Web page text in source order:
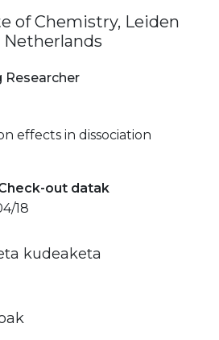
of Chemistry, Leiden
Netherlands
Researcher
effects in dissociation
out datak
18
kudeaketa